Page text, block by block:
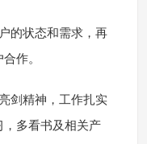
的状态和需求，再
作。
剑精神，工作扎实
多看书及相关产